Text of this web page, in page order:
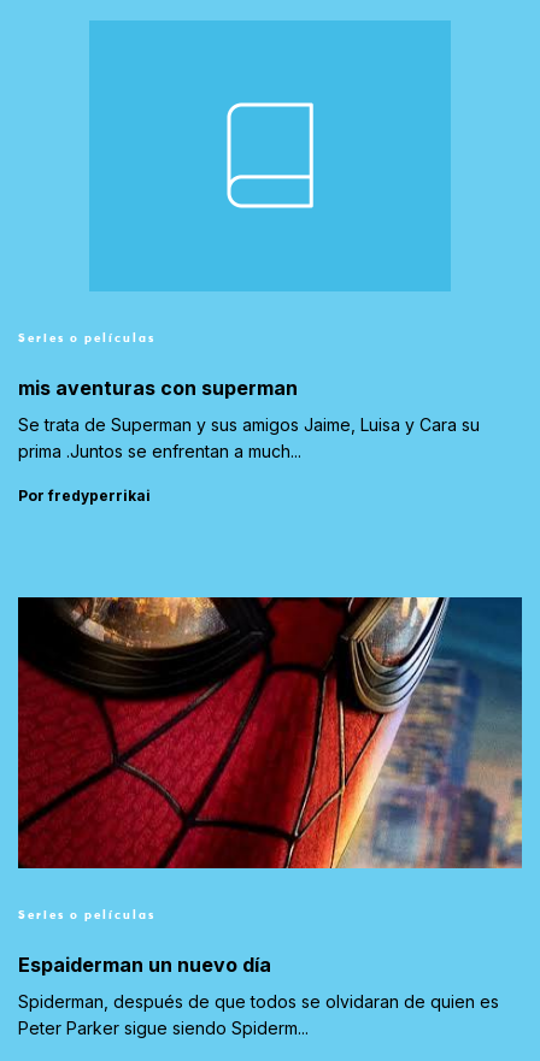
Series o películas
mis aventuras con superman
Se trata de Superman y sus amigos Jaime, Luisa y Cara su
prima .Juntos se enfrentan a much...
Por fredyperrikai
Series o películas
Espaiderman un nuevo día
Spiderman, después de que todos se olvidaran de quien es
Peter Parker sigue siendo Spiderm...